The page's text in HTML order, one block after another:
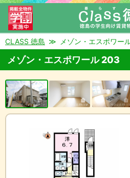
来店予約
CLASS 徳島 メゾン・エスポワー
メゾン・エスポワール 203